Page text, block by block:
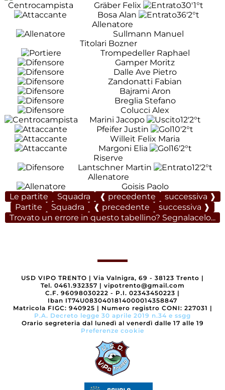
Gräber Felix
30'1°t
Bosa Alan
36'2°t
Allenatore
Sullmann Manuel
Titolari Bozner
Trompedeller Raphael
Gamper Moritz
Dalle Ave Pietro
Zandonatti Fabian
Bajrami Aron
Breglia Stefano
Colucci Alex
Marini Jacopo
12'2°t
Pfeifer Justin
10'2°t
Willeit Felix Maria
Margoni Elia
16'2°t
Riserve
Lantschner Martin
12'2°t
Allenatore
Goisis Paolo
Le partite
Squadra ❰ precedente
successiva ❱
Partite
Squadra ❰ precedente
successiva ❱
Trovato un errore in questo tabellino? Segnalacelo...
USD VIPO TRENTO | Via Valnigra, 69 - 38123 Trento |
Tel. 0461.932357 | vipotrento@gmail.com
C.F. 96098030222 - P.I. 02343450223 |
Iban IT74U0830401814000014358847
Matricola FIGC: 940925 | Numero registro CONI: 227031 |
P.A. Decreto legge 30 aprile 2019 n.34 e ssgg
Orario segreteria dal lunedì al venerdì dalle 17 alle 19
Preferenze cookie